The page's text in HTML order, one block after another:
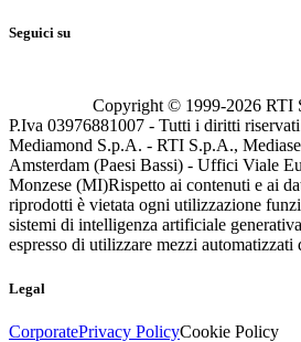
Seguici su
Copyright © 1999-2026 RTI
P.Iva 03976881007 - Tutti i diritti
Mediamond S.p.A. - RTI S.p.A.,
Amsterdam (Paesi Bassi) - Uffici Viale
Monzese (MI)Rispetto ai contenuti e ai
riprodotti è vietata ogni utilizzazione
sistemi di intelligenza artificiale
espresso di utilizzare mezzi automatizzati
Legal
CorporatePrivacy PolicyCookie Policy